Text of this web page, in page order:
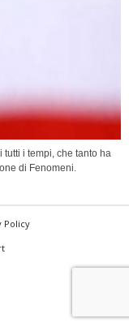
i tempi, che tanto ha
di Fenomeni.
Policy